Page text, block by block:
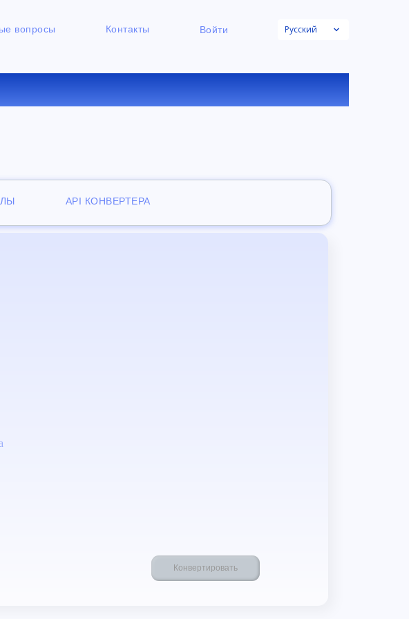
вопросы Контакты Войти Русский
FB2 ОНЛАЙН
API КОНВЕРТЕРА